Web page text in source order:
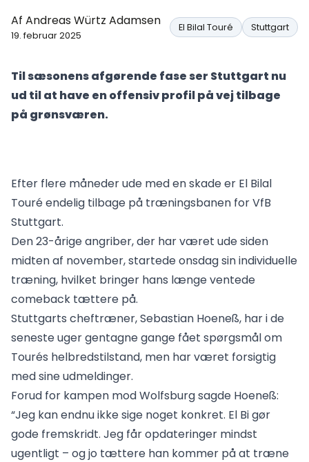
Af Andreas Würtz Adamsen
19. februar 2025
El Bilal Touré Stuttgart
Til sæsonens afgørende fase ser Stuttgart nu
ud til at have en offensiv profil på vej tilbage
på grønsværen.
Efter flere måneder ude med en skade er El Bilal
Touré endelig tilbage på træningsbanen for VfB
Stuttgart.
Den 23-årige angriber, der har været ude siden
midten af november, startede onsdag sin individuelle
træning, hvilket bringer hans længe ventede
comeback tættere på.
Stuttgarts cheftræner, Sebastian Hoeneß, har i de
seneste uger gentagne gange fået spørgsmål om
Tourés helbredstilstand, men har været forsigtig
med sine udmeldinger.
Forud for kampen mod Wolfsburg sagde Hoeneß:
“Jeg kan endnu ikke sige noget konkret. El Bi gør
gode fremskridt. Jeg får opdateringer mindst
ugentligt – og jo tættere han kommer på at træne